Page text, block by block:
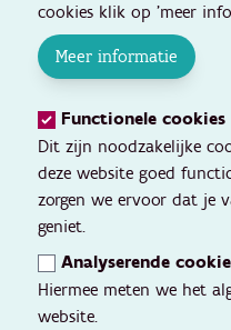
cookies klik op 'meer
Meer informatie
Functionele cookies
Dit zijn noodzakelijke
deze website goed
zorgen we ervoor dat je
geniet.
Analyserende
Hiermee meten we het
website.